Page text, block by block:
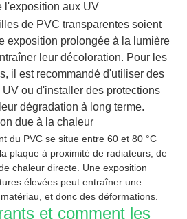
l'exposition aux UV
de PVC transparentes soient
exposition prolongée à la lumière
leur décoloration. Pour les
il est recommandé d'utiliser des
ou d'installer des protections
dégradation à long terme.
due à la chaleur
du PVC se situe entre 60 et 80 °C
plaque à proximité de radiateurs, de
chaleur directe. Une exposition
élevées peut entraîner une
et donc des déformations.
et comment les